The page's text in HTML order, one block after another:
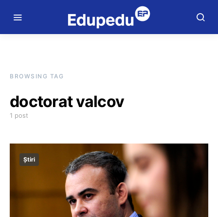
BROWSING TAG
doctorat valcov
1 post
Știri